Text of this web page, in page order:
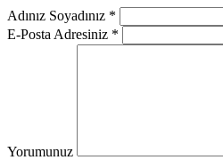
Adınız Soyadınız *
E-Posta Adresiniz *
Yorumunuz